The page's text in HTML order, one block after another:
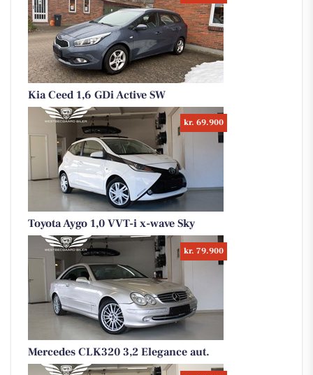
Kia Ceed 1,6 GDi Active SW
kr. 69.900
Toyota Aygo 1,0 VVT-i x-wave Sky
kr. 79.900
Mercedes CLK320 3,2 Elegance aut.